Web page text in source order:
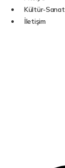
Kültür-Sanat
İletişim